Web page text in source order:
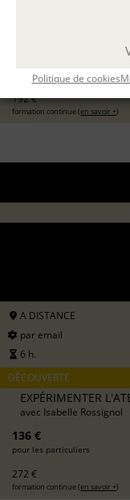
Politique de cookies
EXPÉRIMENTER
pour les particuliers
192 €
formation continue (en savoir +)
A DISTANCE
par email
6 h.
DÉCOUVERTE
EXPÉRIMENTER
avec Isabelle Rossignol
136 €
pour les particuliers
272 €
formation continue (en savoir +)